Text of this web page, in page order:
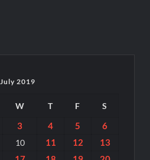
July 2019
W T F S
3 4 5 6
10 11 12
13